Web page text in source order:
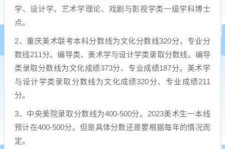
学、设计学、艺术学理论、戏剧与影视学类一级学科博士
点。
2、重庆美术联考本科分数线为文化分数线320分，专业分
数线211分。编导类、美术学与设计学类录取分数线。编导
类录取分数线为文化成绩373分、专业成绩187分。美术学
与设计学类录取分数线为文化成绩320分、专业成绩211
分。
3、中央美院录取分数线为400-500分。2023美术生一本线
预计在400-500分。但是具体分数还是要根据每年的情况而
定。